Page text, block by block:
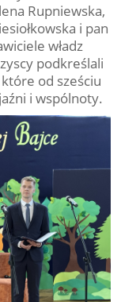
Rupniewska,
i pan
władz
podkreślali
od sześciu
i wspólnoty.